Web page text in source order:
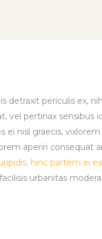
periculis ex,
vel pertinax sensibus
ei nisl graecis,
aperiri consequat
hinc partem ei
urbanitas